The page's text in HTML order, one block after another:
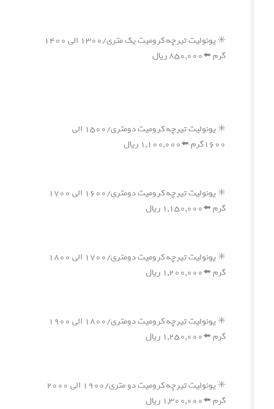
✳️ یونولیت تیرچه کرومیت یک متری/۱۳۰۰ الی ۱۴۰۰
گرم ⬅️۸۵۰,۰۰۰ ریال
✳️ یونولیت تیرچه کرومیت دومتری/۱۵۰۰ الی
۱۶۰۰گرم ⬅️۱,۱۰۰,۰۰۰ ریال
✳️ یونولیت تیرچه کرومیت دومتری/۱۶۰۰ الی ۱۷۰۰
گرم ⬅️۱,۱۵۰,۰۰۰ ریال
✳️ یونولیت تیرچه کرومیت دومتری/۱۷۰۰ الی ۱۸۰۰
گرم ⬅️۱,۲۰۰,۰۰۰ ریال
✳️ یونولیت تیرچه کرومیت دومتری/۱۸۰۰ الی ۱۹۰۰
گرم ⬅️۱,۲۵۰,۰۰۰ ریال
✳️ یونولیت تیرچه کرومیت دو متری/۱۹۰۰ الی ۲۰۰۰
گرم ⬅️۱,۳۰۰,۰۰۰ ریال